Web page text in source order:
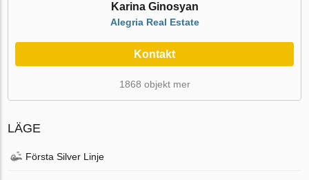
Karina Ginosyan
Alegria Real Estate
Kontakt
1868 objekt mer
LÄGE
Första Silver Linje